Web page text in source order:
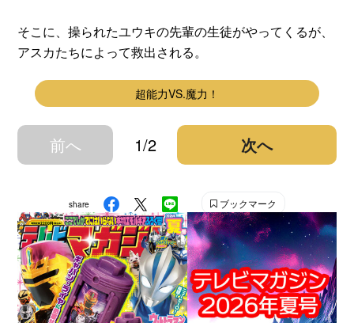
そこに、操られたユウキの先輩の生徒がやってくるが、
アスカたちによって救出される。
超能力VS.魔力！
前へ 1/2 次へ
share ブックマーク